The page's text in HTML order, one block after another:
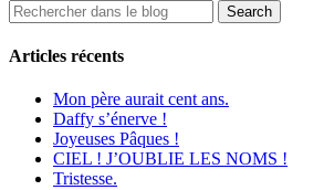
Articles récents
Mon père aurait cent ans.
Daffy s’énerve !
Joyeuses Pâques !
CIEL ! J’OUBLIE LES NOMS !
Tristesse.